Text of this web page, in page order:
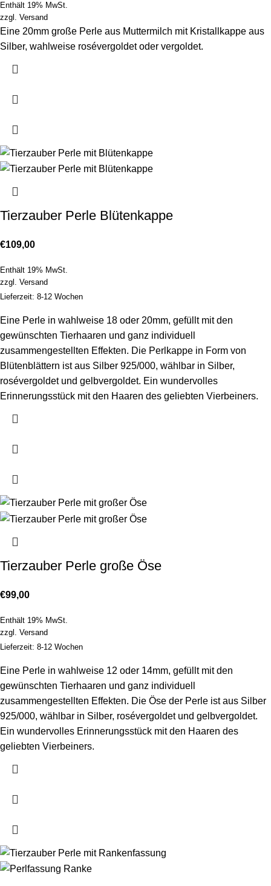
Enthält 19% MwSt.
zzgl. Versand
Eine 20mm große Perle aus Muttermilch mit Kristallkappe aus
Silber, wahlweise rosévergoldet oder vergoldet.
Tierzauber Perle Blütenkappe
€109,00
Enthält 19% MwSt.
zzgl. Versand
Lieferzeit: 8-12 Wochen
Eine Perle in wahlweise 18 oder 20mm, gefüllt mit den
gewünschten Tierhaaren und ganz individuell
zusammengestellten Effekten. Die Perlkappe in Form von
Blütenblättern ist aus Silber 925/000, wählbar in Silber,
rosévergoldet und gelbvergoldet. Ein wundervolles
Erinnerungsstück mit den Haaren des geliebten Vierbeiners.
Tierzauber Perle große Öse
€99,00
Enthält 19% MwSt.
zzgl. Versand
Lieferzeit: 8-12 Wochen
Eine Perle in wahlweise 12 oder 14mm, gefüllt mit den
gewünschten Tierhaaren und ganz individuell
zusammengestellten Effekten. Die Öse der Perle ist aus Silber
925/000, wählbar in Silber, rosévergoldet und gelbvergoldet.
Ein wundervolles Erinnerungsstück mit den Haaren des
geliebten Vierbeiners.